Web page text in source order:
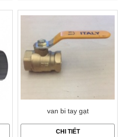
van bi tay gạt
CHI TIẾT